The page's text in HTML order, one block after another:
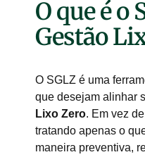
O que é o
Gestão
O SGLZ é uma
que desejam alinhar
Lixo Zero. Em vez
tratando apenas o
maneira preventiva,